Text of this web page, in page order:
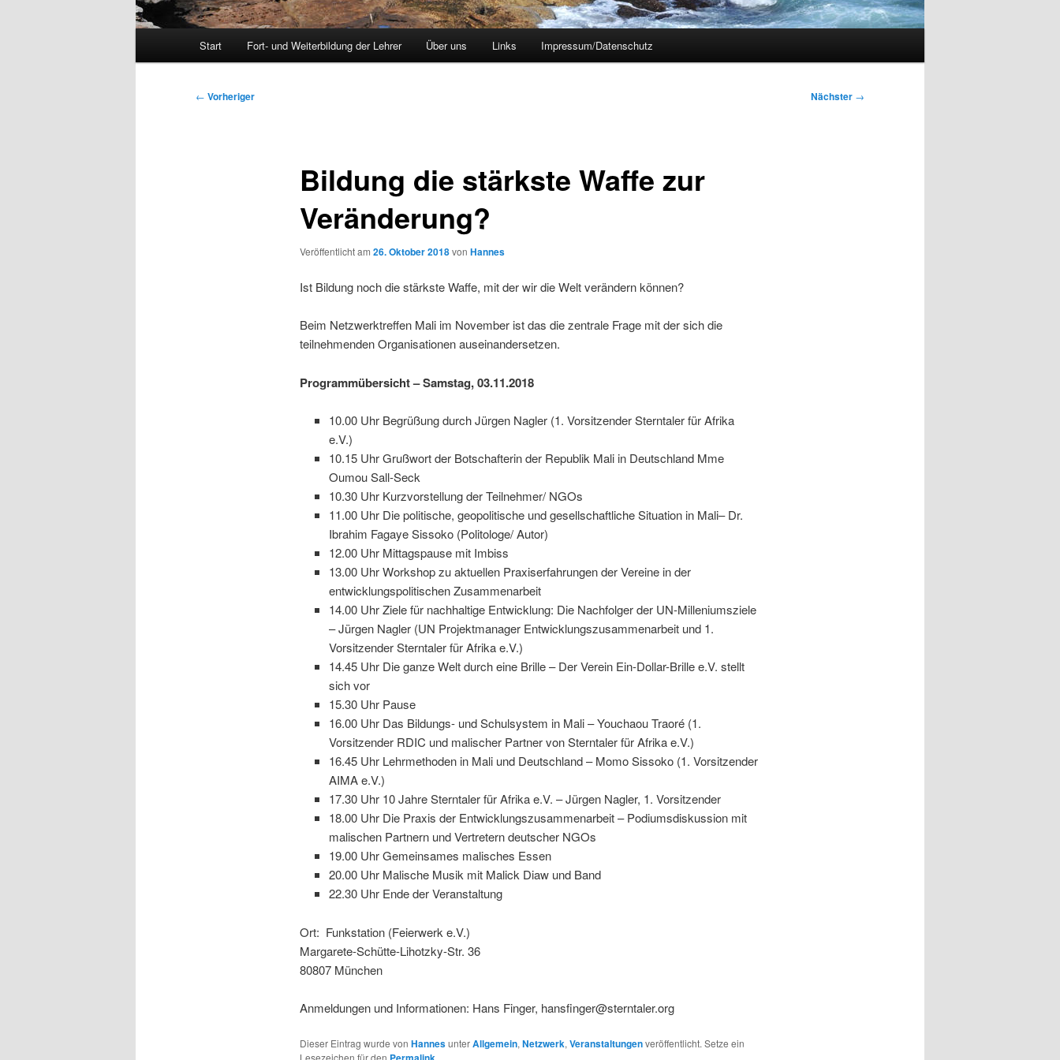
Start Fort- und Weiterbildung der Lehrer Über uns Links Impressum/Datenschutz
Beitragsnavigation
← Vorheriger Nächster →
Bildung die stärkste Waffe zur
Veränderung?
Veröffentlicht am 26. Oktober 2018von Hannes
Ist Bildung noch die stärkste Waffe, mit der wir die Welt verändern können?
Beim Netzwerktreffen Mali im November ist das die zentrale Frage mit der sich die
teilnehmenden Organisationen auseinandersetzen.
Programmübersicht – Samstag, 03.11.2018
10.00 Uhr Begrüßung durch Jürgen Nagler (1. Vorsitzender Sterntaler für Afrika
e.V.)
10.15 Uhr Grußwort der Botschafterin der Republik Mali in Deutschland Mme
Oumou Sall-Seck
10.30 Uhr Kurzvorstellung der Teilnehmer/ NGOs
11.00 Uhr Die politische, geopolitische und gesellschaftliche Situation in Mali– Dr.
Ibrahim Fagaye Sissoko (Politologe/ Autor)
12.00 Uhr Mittagspause mit Imbiss
13.00 Uhr Workshop zu aktuellen Praxiserfahrungen der Vereine in der
entwicklungspolitischen Zusammenarbeit
14.00 Uhr Ziele für nachhaltige Entwicklung: Die Nachfolger der UN-Milleniumsziele
– Jürgen Nagler (UN Projektmanager Entwicklungszusammenarbeit und 1.
Vorsitzender Sterntaler für Afrika e.V.)
14.45 Uhr Die ganze Welt durch eine Brille – Der Verein Ein-Dollar-Brille e.V. stellt
sich vor
15.30 Uhr Pause
16.00 Uhr Das Bildungs- und Schulsystem in Mali – Youchaou Traoré (1.
Vorsitzender RDIC und malischer Partner von Sterntaler für Afrika e.V.)
16.45 Uhr Lehrmethoden in Mali und Deutschland – Momo Sissoko (1. Vorsitzender
AIMA e.V.)
17.30 Uhr 10 Jahre Sterntaler für Afrika e.V. – Jürgen Nagler, 1. Vorsitzender
18.00 Uhr Die Praxis der Entwicklungszusammenarbeit – Podiumsdiskussion mit
malischen Partnern und Vertretern deutscher NGOs
19.00 Uhr Gemeinsames malisches Essen
20.00 Uhr Malische Musik mit Malick Diaw und Band
22.30 Uhr Ende der Veranstaltung
Ort: Funkstation (Feierwerk e.V.)
Margarete-Schütte-Lihotzky-Str. 36
80807 München
Anmeldungen und Informationen: Hans Finger, hansfinger@sterntaler.org
Dieser Eintrag wurde von HannesunterAllgemein, Netzwerk, Veranstaltungenveröffentlicht. Setze ein